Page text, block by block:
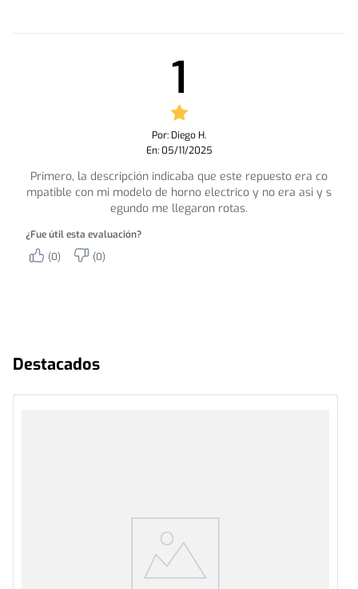
1
Por: Diego H.
En: 05/11/2025
Primero, la descripción indicaba que este repuesto era co
mpatible con mi modelo de horno electrico y no era asi y s
egundo me llegaron rotas.
¿Fue útil esta evaluación?
(0)
(0)
Destacados